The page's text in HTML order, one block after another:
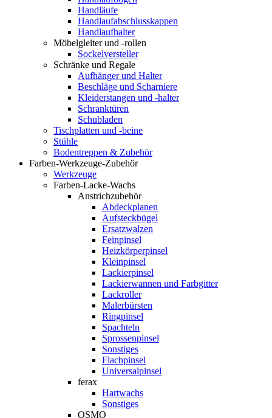
Handläufe
Handlaufabschlusskappen
Handlaufhalter
Möbelgleiter und -rollen
Sockelversteller
Schränke und Regale
Aufhänger und Halter
Beschläge und Scharniere
Kleiderstangen und -halter
Schranktüren
Schubladen
Tischplatten und -beine
Stühle
Bodentreppen & Zubehör
Farben-Werkzeuge-Zubehör
Werkzeuge
Farben-Lacke-Wachs
Anstrichzubehör
Abdeckplanen
Aufsteckbügel
Ersatzwalzen
Feinpinsel
Heizkörperpinsel
Kleinpinsel
Lackierpinsel
Lackierwannen und Farbgitter
Lackroller
Malerbürsten
Ringpinsel
Spachteln
Sprossenpinsel
Sonstiges
Flachpinsel
Universalpinsel
ferax
Hartwachs
Sonstiges
OSMO